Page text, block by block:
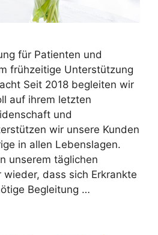
für Patienten und
frühzeitige Unterstützung
Seit 2018 begleiten wir
auf ihrem letzten
und
wir unsere Kunden
in allen Lebenslagen.
unserem täglichen
dass sich Erkrankte
Begleitung …